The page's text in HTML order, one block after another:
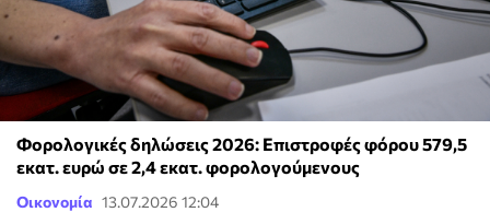
Φορολογικές δηλώσεις 2026: Επιστροφές φόρου 579,5
εκατ. ευρώ σε 2,4 εκατ. φορολογούμενους
Οικονομία 13.07.2026 12:04